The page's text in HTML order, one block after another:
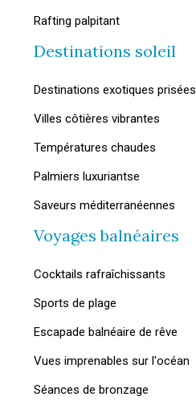
Rafting palpitant
Destinations soleil
Destinations exotiques prisées
Villes côtières vibrantes
Températures chaudes
Palmiers luxuriantse
Saveurs méditerranéennes
Voyages balnéaires
Cocktails rafraîchissants
Sports de plage
Escapade balnéaire de rêve
Vues imprenables sur l'océan
Séances de bronzage